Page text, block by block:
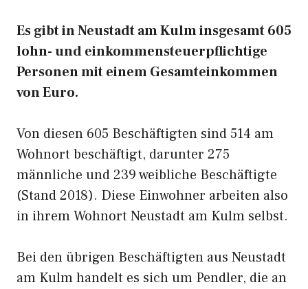
Es gibt in Neustadt am Kulm insgesamt 605
lohn- und einkommensteuerpflichtige
Personen mit einem Gesamteinkommen
von Euro.
Von diesen 605 Beschäftigten sind 514 am
Wohnort beschäftigt, darunter 275
männliche und 239 weibliche Beschäftigte
(Stand 2018). Diese Einwohner arbeiten also
in ihrem Wohnort Neustadt am Kulm selbst.
Bei den übrigen Beschäftigten aus Neustadt
am Kulm handelt es sich um Pendler, die an